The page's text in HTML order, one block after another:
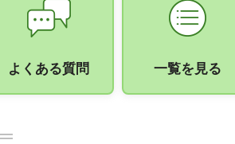
よくある質問 一覧を見る